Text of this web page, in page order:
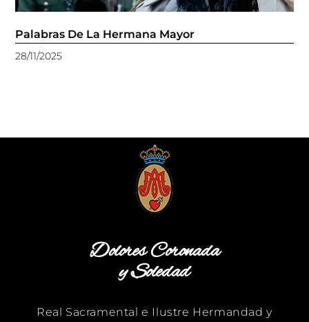
Palabras De La Hermana Mayor
28/11/2025
Dolores Coronada
y Soledad
Real Sacramental e Ilustre Hermandad y